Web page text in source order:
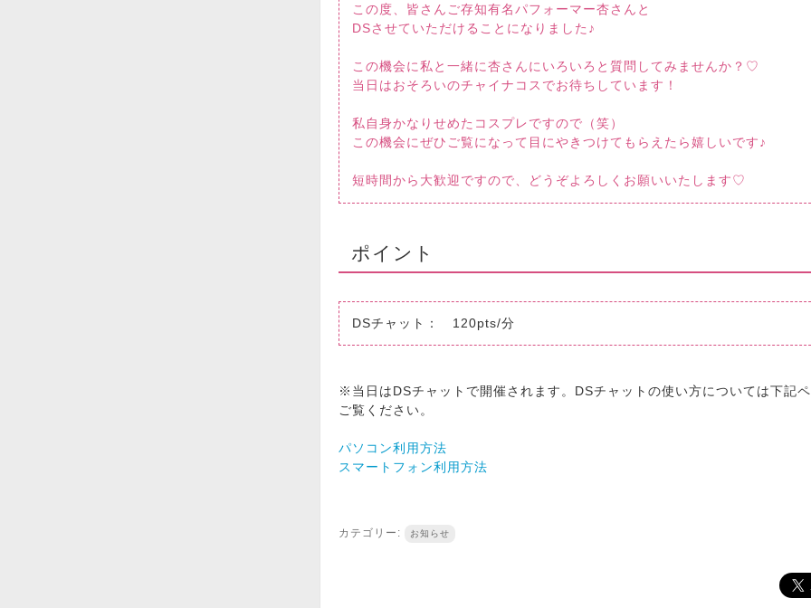
この度、皆さんご存知有名パフォーマー杏さんと
DSさせていただけることになりました♪
この機会に私と一緒に杏さんにいろいろと質問してみませんか？♡
当日はおそろいのチャイナコスでお待ちしています！
私自身かなりせめたコスプレですので（笑）
この機会にぜひご覧になって目にやきつけてもらえたら嬉しいです♪
短時間から大歓迎ですので、どうぞよろしくお願いいたします♡
ポイント
DSチャット： 120pts/分
※当日はDSチャットで開催されます。DSチャットの使い方については下記
ご覧ください。
パソコン利用方法
スマートフォン利用方法
カテゴリー: お知らせ